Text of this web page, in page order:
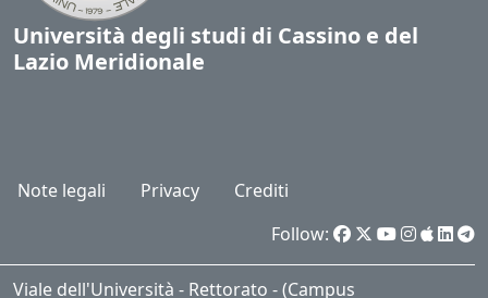
Università degli studi di Cassino e del
Lazio Meridionale
Note legali Privacy
Crediti
Follow:
Viale dell'Università - Rettorato - (Campus